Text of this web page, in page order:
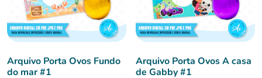
Arquivo Porta Ovos Fundo
do mar #1
Arquivo Porta Ovos A casa
de Gabby #1